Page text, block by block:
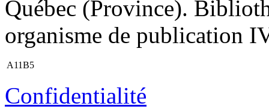
Québec (Province).
organisme de publication
A11B5
Confidentialité